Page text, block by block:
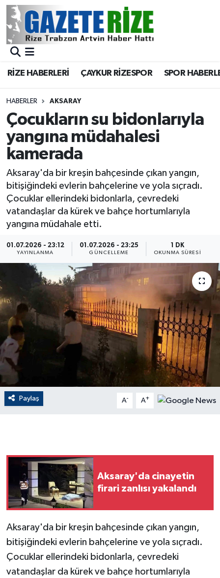
RİZE HABERLERİ ÇAYKUR RİZESPOR SPOR
HABERLER AKSARAY
Çocukların su bidonlarıyla
yangına müdahalesi
kamerada
Aksaray'da bir kreşin bahçesinde çıkan yangın,
bitişiğindeki evlerin bahçelerine ve yola sıçradı.
Çocuklar ellerindeki bidonlarla, çevredeki
vatandaşlar da kürek ve bahçe hortumlarıyla
yangına müdahale etti.
01.07.2026 - 23:12
YAYINLANMA
01.07.2026 - 23:25
GÜNCELLEME
1 DK
OKUNMA SÜRESI
Paylaş A- A+
Aksaray'da cinayetin
firari zanlısı yakalandı
Aksaray'da bir kreşin bahçesinde çıkan yangın,
bitişiğindeki evlerin bahçelerine ve yola sıçradı.
Çocuklar ellerindeki bidonlarla, çevredeki
vatandaşlar da kürek ve bahçe hortumlarıyla
BÖLGEMİZ
Asayiş
Rize Jandarma Komutanlığı
Bilim Teknoloji
Advertising news
Canlı Maç
Dış Haberler
Dünya
EĞİTİM
EKONOMİ
Finans
GENEL
GÜNDEM
HABERDE İNSAN
Merkez Nöbetçi Eczaneler
Merkez Trafik Yoğunluk Haritası
Süper Lig Puan Durumu ve Fikstür
Tüm Manşetler
Haber Arşivi